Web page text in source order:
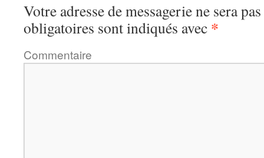
Votre adresse de messagerie ne sera
obligatoires sont indiqués avec *
Commentaire